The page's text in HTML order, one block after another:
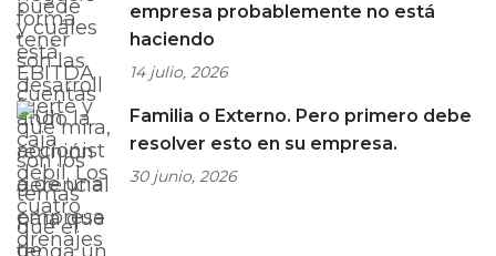
empresa probablemente no está
haciendo
14 julio, 2026
Familia o Externo. Pero primero debe
resolver esto en su empresa.
30 junio, 2026